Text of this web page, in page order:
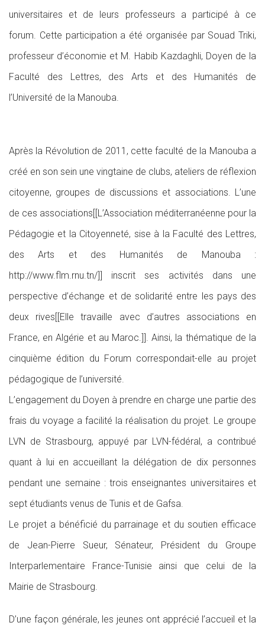
universitaires et de leurs professeurs a participé à ce
forum. Cette participation a été organisée par Souad Triki,
professeur d’économie et M. Habib Kazdaghli, Doyen de la
Faculté des Lettres, des Arts et des Humanités de
l’Université de la Manouba.
Après la Révolution de 2011, cette faculté de la Manouba a
créé en son sein une vingtaine de clubs, ateliers de réflexion
citoyenne, groupes de discussions et associations. L’une
de ces associations[[L’Association méditerranéenne pour la
Pédagogie et la Citoyenneté, sise à la Faculté des Lettres,
des Arts et des Humanités de Manouba :
http://www.flm.rnu.tn/]] inscrit ses activités dans une
perspective d’échange et de solidarité entre les pays des
deux rives[[Elle travaille avec d’autres associations en
France, en Algérie et au Maroc.]]. Ainsi, la thématique de la
cinquième édition du Forum correspondait-elle au projet
pédagogique de l’université.
L’engagement du Doyen à prendre en charge une partie des
frais du voyage a facilité la réalisation du projet. Le groupe
LVN de Strasbourg, appuyé par LVN-fédéral, a contribué
quant à lui en accueillant la délégation de dix personnes
pendant une semaine : trois enseignantes universitaires et
sept étudiants venus de Tunis et de Gafsa.
Le projet a bénéficié du parrainage et du soutien efficace
de Jean-Pierre Sueur, Sénateur, Président du Groupe
Interparlementaire France-Tunisie ainsi que celui de la
Mairie de Strasbourg.
D’une façon générale, les jeunes ont apprécié l’accueil et la